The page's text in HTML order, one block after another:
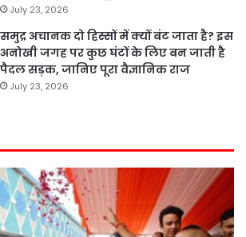
July 23, 2026
समुद्र अचानक दो हिस्सों में क्यों बंट जाता है? इस
अनोखी जगह पर कुछ घंटों के लिए बन जाती है
पैदल सड़क, जानिए पूरा वैज्ञानिक राज
July 23, 2026